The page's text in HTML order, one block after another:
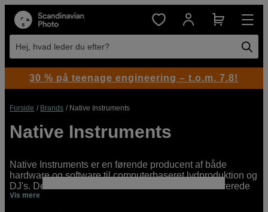
Hej, hvad leder du efter?
Forside Brands Native Instruments
Native Instruments
Native Instruments er en førende producent af både
hardware og software til computerbaseret lydproduktion og
DJ's. Deres mål er at udvikle innovative, fuldt integrerede
løsninger til alle musikalske stilarter og niveauer. Native
Vis mere
30 % på teenage engineering – t.o.m. 7.8!